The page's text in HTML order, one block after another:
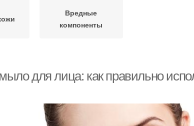
Вредные
компоненты
для лица: как правильно